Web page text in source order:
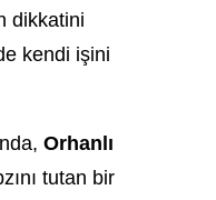
dikkatini
kendi işini
Orhanlı
tutan bir